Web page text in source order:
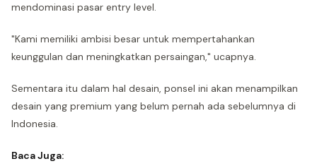
mendominasi pasar entry level.
"Kami memiliki ambisi besar untuk mempertahankan
keunggulan dan meningkatkan persaingan," ucapnya.
Sementara itu dalam hal desain, ponsel ini akan menampilkan
desain yang premium yang belum pernah ada sebelumnya di
Indonesia.
Baca Juga: